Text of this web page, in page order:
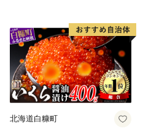
北海道白糠町